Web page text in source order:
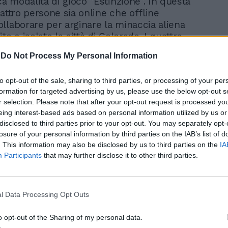
Do Not Process My Personal Information
opt-out of the sale, sharing to third parties, or processing of your
for targeted advertising by us, please use the below opt-out
selection. Please note that after your opt-out request is processed
interest-based ads based on personal information utilized by us
to third parties prior to your opt-out. You may separately
of your personal information by third parties on the IAB’s list of
This information may also be disclosed by us to third parties on the
Participants that may further disclose it to other third parties.
Data Processing Opt Outs
opt-out of the Sharing of my personal data.
persone sia online che offline
per arginare la minaccia aliena
e isolato la città di Colorado. I quattro
eliminare, area dopo area, i nidi
mostruose attaccheranno il gruppo man
nelle zone contaminate. Il focus di
è la personalizzazione del proprio alter
dalla scelta delle classe, tra specialista
ingegnere e medico, per poi accedere a
di crescita che modifica sia le
che l'apporto al gioco di squadra. Di
ogni volta che si trivellano con successo
ai protagonisti di migliorare le proprie
garantire a se stessi e alla
competitività e vita. Per quanto